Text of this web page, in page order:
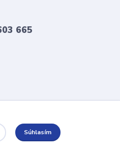
665
Súhlasím